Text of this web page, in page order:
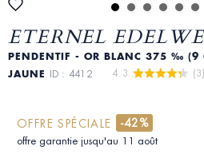
ETERNEL
PENDENTIF - OR BLANC 375 ‰ (9
JAUNE ID : 4412 4.3 (3)
OFFRE SPÉCIALE -42%
offre garantie jusqu'au 11 août